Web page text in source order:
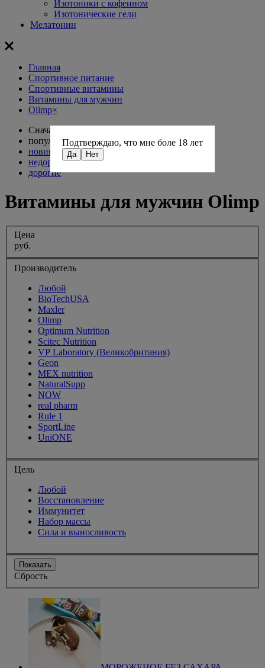
Изотоники с кофеином
Изотонические гели
Мелатонин
Главная
Спортивное питание
Спортивные витамины
Витамины для мужчин
Olimp×
Сначала:
популярные
новинки
недорогие
дорогие
Витамины для мужчин Olimp
Цена
руб.
Производитель
Любой
BioTechUSA
Maxler
Olimp
Optimum Nutrition
Scitec Nutrition
VP Laboratory (Великобритания)
Geon
MEX nutrition
NaturalSupp
NOW
real pharm
Rule 1
SportLine
UniONE
Цель
Любой
Восстановление
Иммунитет
Набор массы
Сила и выносливость
Показать
Сбрость
Подтверждаю, что мне боле 18 лет
Да Нет